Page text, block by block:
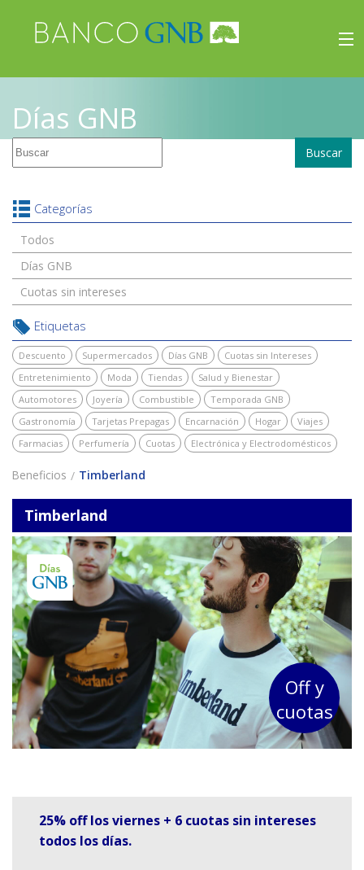
Inicio
Viajes
Días GNB
Buscar
Categorías
Todos
Días GNB
Cuotas sin intereses
Etiquetas
Descuento Supermercados Días GNB
Cuotas sin Intereses
Entretenimiento
Moda Tiendas
Salud y Bienestar
Automotores
Joyería Combustible
Temporada GNB
Gastronomía
Tarjetas Prepagas Encarnación Hogar
Viajes
Farmacias
Perfumería Cuotas Electrónica y Electrodomésticos
Beneficios Timberland
Timberland
Off y
cuotas
25% off los viernes + 6 cuotas sin intereses
todos los días.